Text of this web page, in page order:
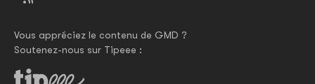
Vous appréciez le contenu de GMD ?
Soutenez-nous sur Tipeee :